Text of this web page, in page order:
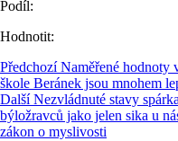
Podíl:
Hodnotit:
Předchozí Naměřené hodnoty
škole Beránek jsou mnohem
Další Nezvládnuté stavy
býložravců jako jelen sika u
zákon o myslivosti